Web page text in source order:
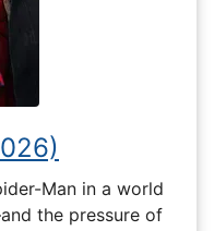
Man in a world
the pressure of